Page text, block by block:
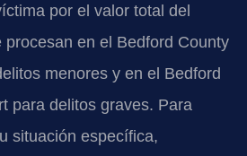
por el valor total del
procesan en el Bedford County
menores y en el Bedford
para delitos graves. Para
situación específica,